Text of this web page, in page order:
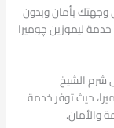
وجهتك بأمان وبدون
ليموزين چوميرا
شرم الشيخ
حيث توفر خدمة
والأمان.